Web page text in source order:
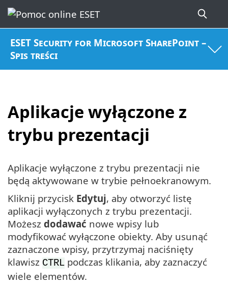
ESET Security for Microsoft SharePoint –
Spis treści
Aplikacje wyłączone z
trybu prezentacji
Aplikacje wyłączone z trybu prezentacji nie
będą aktywowane w trybie pełnoekranowym.
Kliknij przycisk Edytuj, aby otworzyć listę
aplikacji wyłączonych z trybu prezentacji.
Możesz dodawać nowe wpisy lub
modyfikować wyłączone obiekty. Aby usunąć
zaznaczone wpisy, przytrzymaj naciśnięty
klawisz CTRL podczas klikania, aby zaznaczyć
wiele elementów.